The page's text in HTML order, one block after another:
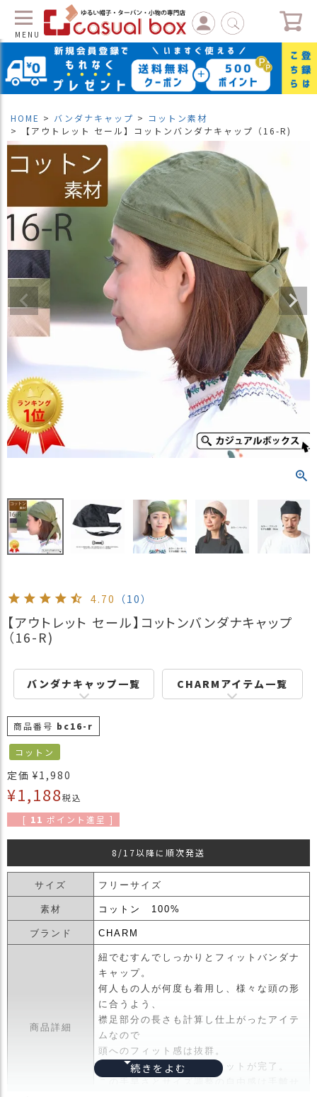
MENU
イ
ジ
新
規
会
員
録
カ
テ
ゴ
リ
閲
歴
買
い
新
作
商
ピ
ン
グ
お
客
様
Instagram
Youtube
HOME バンダナキャップ
コットン素材
【アウトレット セール】コットンバンダナキャップ（16-R)
4.70 （10）
【アウトレット セール】コットンバンダナキャップ
（16-R)
バンダナキャップ一覧 CHARMアイテム一覧
商品番号 bc16-r
コットン
定価 ¥1,980
¥1,188税込
[ 11 ポイント進呈 ]
8/17以降に順次発送
サイズ フリーサイズ
素材 コットン 100%
ブランド CHARM
商品詳細
紐でむすんでしっかりとフィットバンダナ
キャップ。
何人もの人が何度も着用し、様々な頭の形
に合うよう、
襟足部分の長さも計算し仕上がったアイテ
ムなので
頭へのフィット感は抜群。
後ろの部分の紐をしばりセットが完了。